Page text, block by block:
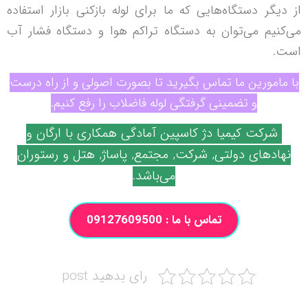
از دیگر دستگاه‌هایی که ما برای لوله بازکنی بازار استفاده
می‌کنیم می‌توان به دستگاه تراکم هوا و دستگاه فشار آب
است.
با مامورین ما تماس بگیرید تا بصورت اصولی و از راه درست
و تضمینی گرفتگی لوله فاضلاب را رفع کنیم.
شرکت کیمیا دژ کاسپین آمادگی همکاری با ارگان و
نهادهای دولتی, شرکت, مجتمع, پاساژ, هتل و رستوران
می‌باشد.
تماس با ما : 09127609500
رای بدهید post